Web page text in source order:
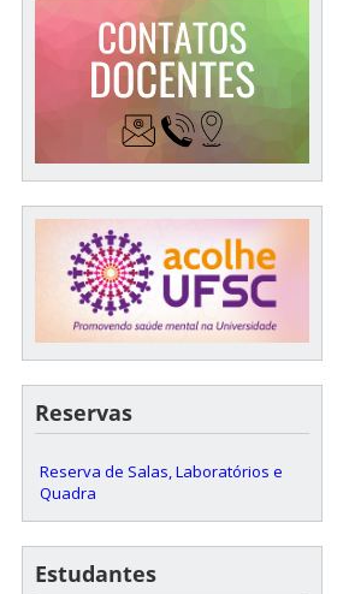
Reservas
Reserva de Salas, Laboratórios e
Quadra
Estudantes